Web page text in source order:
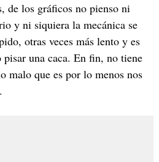
de los gráficos no pienso ni
y ni siquiera la mecánica se
otras veces más lento y es
una caca. En fin, no tiene
malo que es por lo menos nos